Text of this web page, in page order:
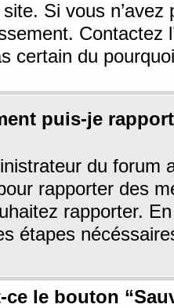
Si vous
Contactez
certain du
puis-je
du forum
rapporter des
rapporter.
étapes
ce le bouton